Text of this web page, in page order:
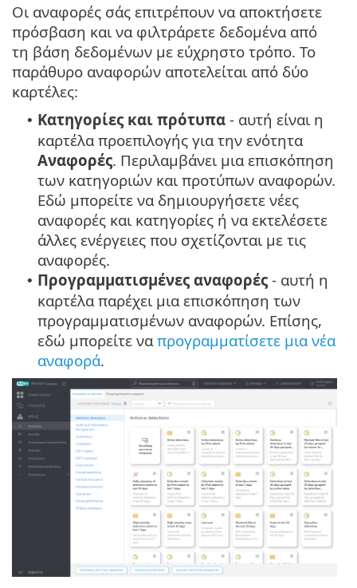
Οι αναφορές σάς επιτρέπουν να αποκτήσετε
πρόσβαση και να φιλτράρετε δεδομένα από
τη βάση δεδομένων με εύχρηστο τρόπο. Το
παράθυρο αναφορών αποτελείται από δύο
καρτέλες:
• Κατηγορίες και πρότυπα - αυτή είναι η
καρτέλα προεπιλογής για την ενότητα
Αναφορές. Περιλαμβάνει μια επισκόπηση
των κατηγοριών και προτύπων αναφορών.
Εδώ μπορείτε να δημιουργήσετε νέες
αναφορές και κατηγορίες ή να εκτελέσετε
άλλες ενέργειες που σχετίζονται με τις
αναφορές.
• Προγραμματισμένες αναφορές - αυτή η
καρτέλα παρέχει μια επισκόπηση των
προγραμματισμένων αναφορών. Επίσης,
εδώ μπορείτε να προγραμματίσετε μια νέα
αναφορά.